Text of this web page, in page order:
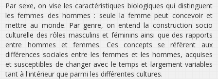
Par sexe, on vise les caractéristiques biologiques qui distinguent
les femmes des hommes : seule la femme peut concevoir et
mettre au monde. Par genre, on entend la construction socio
culturelle des rôles masculins et féminins ainsi que des rapports
entre hommes et femmes. Ces concepts se réfèrent aux
différences sociales entre les femmes et les hommes, acquises
et susceptibles de changer avec le temps et largement variables
tant à l‛intérieur que parmi les différentes cultures.